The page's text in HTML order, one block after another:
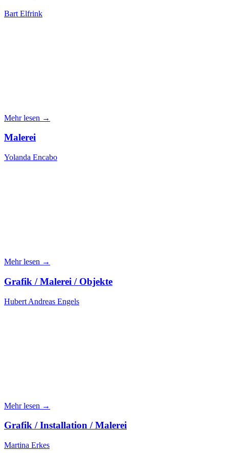
Bart Elfrink
Mehr lesen →
Malerei
Yolanda Encabo
Mehr lesen →
Grafik / Malerei / Objekte
Hubert Andreas Engels
Mehr lesen →
Grafik / Installation / Malerei
Martina Erkes